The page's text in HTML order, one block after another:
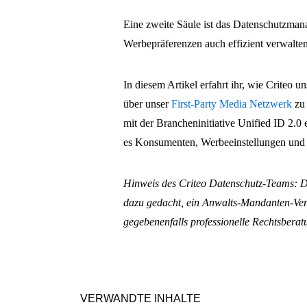
Eine zweite Säule ist das
Werbepräferenzen auch effizient
In diesem Artikel erfahrt ihr, wie Criteo
über unserFirst-Party Media Netzwerk zu
mit der Brancheninitiative Unified ID 2.0
es Konsumenten, Werbeeinstellungen
Hinweis des Criteo Datenschutz-Teams:
dazu gedacht, ein Anwalts-Mandanten-
gegebenenfalls professionelle
VERWANDTE INHALTE